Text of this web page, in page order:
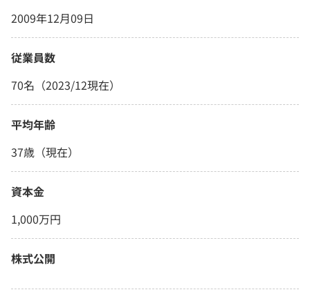
2009年12月09日
従業員数
70名（2023/12現在）
平均年齢
37歳（現在）
資本金
1,000万円
株式公開